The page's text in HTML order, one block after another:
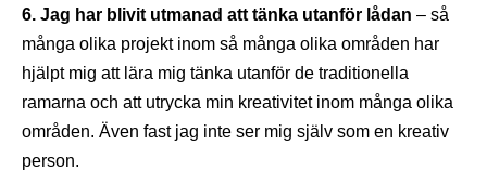
6. Jag har blivit utmanad att tänka utanför lådan – så
många olika projekt inom så många olika områden har
hjälpt mig att lära mig tänka utanför de traditionella
ramarna och att utrycka min kreativitet inom många olika
områden. Även fast jag inte ser mig själv som en kreativ
person.